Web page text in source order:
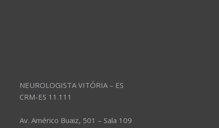
NEUROLOGISTA VITÓRIA – ES
CRM-ES 11.111
Av. Américo Buaiz, 501 – Sala 109